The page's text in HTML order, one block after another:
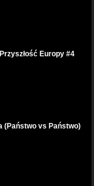
Europy #4
(Państwo vs Państwo)